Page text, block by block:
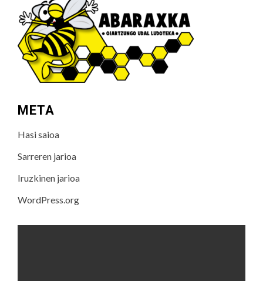
META
Hasi saioa
Sarreren jarioa
Iruzkinen jarioa
WordPress.org